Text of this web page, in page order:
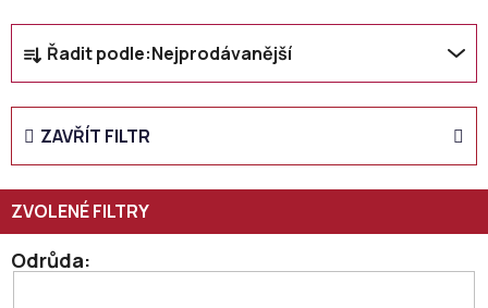
Ř
a
z
n
p
r
o
Řadit podle:Nejprodávanější
ZAVŘÍT FILTR
Odrůda